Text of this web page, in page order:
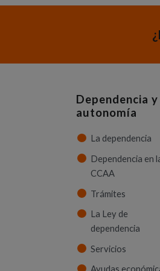
Dependencia y
autonomía
La dependencia
Dependencia en
CCAA
Trámites
La Ley de
dependencia
Servicios